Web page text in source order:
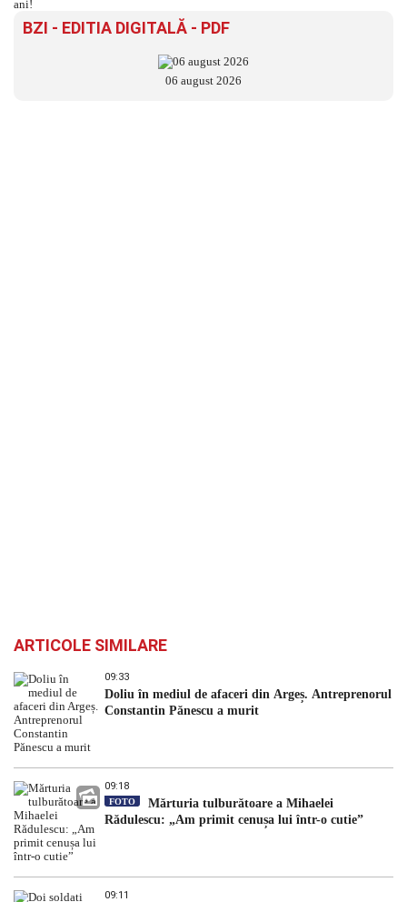
BZI - EDITIA DIGITALĂ - PDF
06 august 2026
ARTICOLE SIMILARE
09:33
Doliu în mediul de afaceri din Argeș. Antreprenorul
Constantin Pănescu a murit
09:18
FOTO
Mărturia tulburătoare a Mihaelei
Rădulescu: „Am primit cenușa lui într-o cutie”
09:11